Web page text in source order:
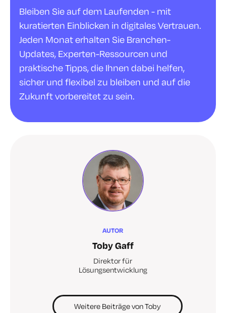
Bleiben Sie auf dem Laufenden - mit
kuratierten Einblicken in digitales Vertrauen.
Jeden Monat erhalten Sie Branchen-
Updates, Experten-Ressourcen und
praktische Tipps, die Ihnen dabei helfen,
sicher und flexibel zu bleiben und auf die
Zukunft vorbereitet zu sein.
AUTOR
Toby Gaff
Direktor für
Lösungsentwicklung
Weitere Beiträge von Toby